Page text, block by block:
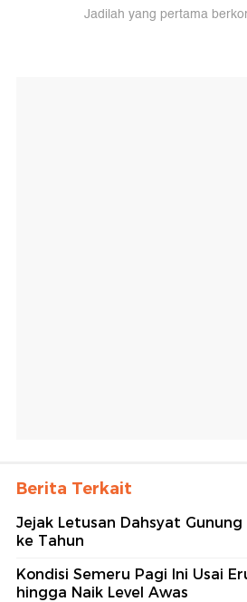
Jadilah yang pertama
Berita Terkait
Jejak Letusan Dahsyat
ke Tahun
Kondisi Semeru Pagi Ini Usai
hingga Naik Level Awas